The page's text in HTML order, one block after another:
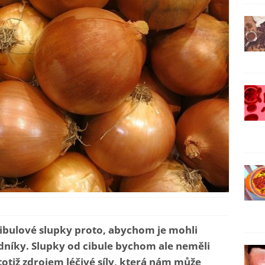
slupky proto, abychom je mohli
Slupky od cibule bychom ale neměli
zdrojem léčivé síly, která nám může